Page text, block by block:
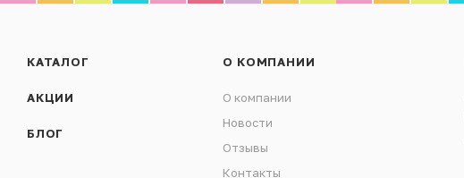
КАТАЛОГ
АКЦИИ
БЛОГ
О КОМПАНИИ
О компании
Новости
Отзывы
Контакты